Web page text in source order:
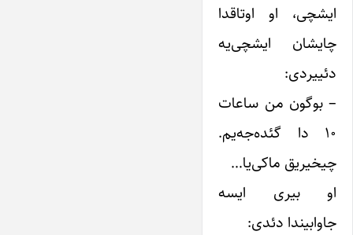
ایشچی، او اوتاقدا
چایشان ایشچی‌یه
دئییردی:
– بوگون من ساعات
۱۰ دا گئده‌جه‌یم.
چیخیریق ماکی‌یا…
او بیری ایسه
جاوابیندا دئدی: